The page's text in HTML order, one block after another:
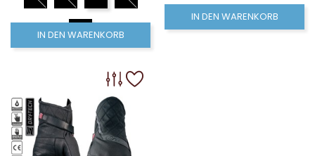
IN DEN WARENKORB
IN DEN WARENKORB